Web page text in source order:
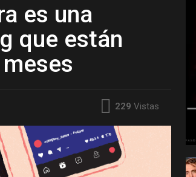
es una
que están
229 Vistas